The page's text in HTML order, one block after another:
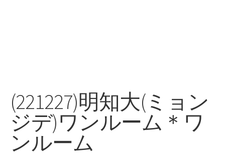
(221227)明知大(ミョン
ジデ)ワンルーム＊ワ
ンルーム